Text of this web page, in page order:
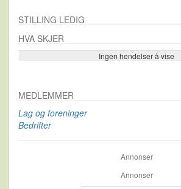
STILLING LEDIG
HVA SKJER
Ingen hendelser å vise
Se flere…
MEDLEMMER
Lag og foreninger
Bedrifter
Annonser
Annonser